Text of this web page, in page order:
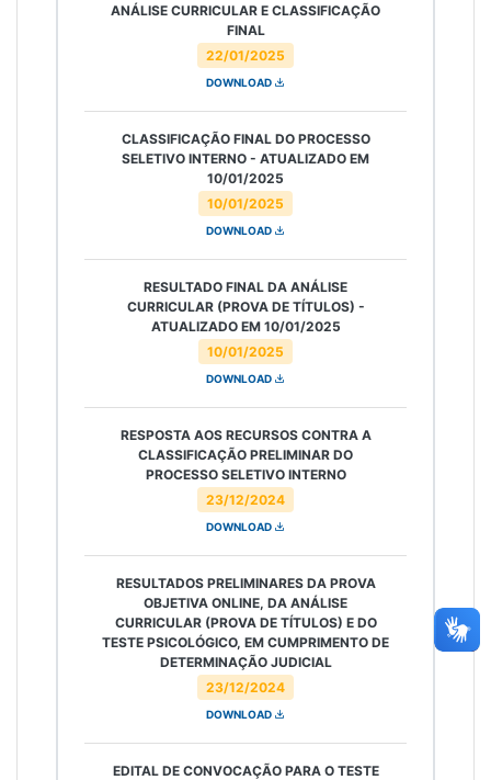
22/01/2025
ANÁLISE CURRICULAR E CLASSIFICAÇÃO
FINAL
DOWNLOAD
10/01/2025
CLASSIFICAÇÃO FINAL DO PROCESSO
SELETIVO INTERNO - ATUALIZADO EM
10/01/2025
DOWNLOAD
10/01/2025
RESULTADO FINAL DA ANÁLISE
CURRICULAR (PROVA DE TÍTULOS) -
ATUALIZADO EM 10/01/2025
DOWNLOAD
23/12/2024
RESPOSTA AOS RECURSOS CONTRA A
CLASSIFICAÇÃO PRELIMINAR DO
PROCESSO SELETIVO INTERNO
DOWNLOAD
23/12/2024
RESULTADOS PRELIMINARES DA PROVA
OBJETIVA ONLINE, DA ANÁLISE
CURRICULAR (PROVA DE TÍTULOS) E DO
TESTE PSICOLÓGICO, EM CUMPRIMENTO DE
DETERMINAÇÃO JUDICIAL
DOWNLOAD
EDITAL DE CONVOCAÇÃO PARA O TESTE